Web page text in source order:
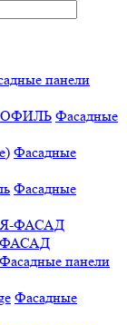
панели
Фасадные
Фасадные
Фасадные
ФАСАД
Фасадные панели
Фасадные